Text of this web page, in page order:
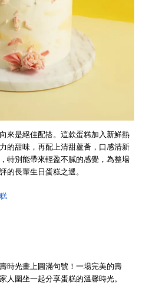
來是絕佳配搭。這款蛋糕加入新鮮熱
的甜味，再配上清甜蘆薈，口感清新
特別能帶來輕盈不膩的感覺，為整場
的長輩生日蛋糕之選。
時光畫上圓滿句號！一場完美的壽
人圍坐一起分享蛋糕的溫馨時光。